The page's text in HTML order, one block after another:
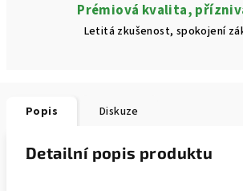
Prémiová kvalita,
Letitá zkušenost, spokojení
Popis Diskuze
Detailní popis produktu